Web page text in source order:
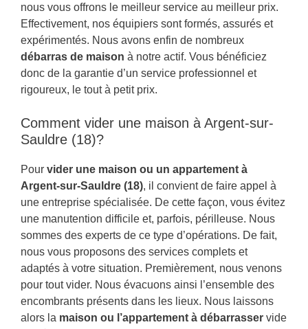
nous vous offrons le meilleur service au meilleur prix.
Effectivement, nos équipiers sont formés, assurés et
expérimentés. Nous avons enfin de nombreux
débarras de maison à notre actif. Vous bénéficiez
donc de la garantie d’un service professionnel et
rigoureux, le tout à petit prix.
Comment vider une maison à Argent-sur-
Sauldre (18)?
Pour vider une maison ou un appartement à
Argent-sur-Sauldre (18), il convient de faire appel à
une entreprise spécialisée. De cette façon, vous évitez
une manutention difficile et, parfois, périlleuse. Nous
sommes des experts de ce type d’opérations. De fait,
nous vous proposons des services complets et
adaptés à votre situation. Premièrement, nous venons
pour tout vider. Nous évacuons ainsi l’ensemble des
encombrants présents dans les lieux. Nous laissons
alors la maison ou l’appartement à débarrasser vide